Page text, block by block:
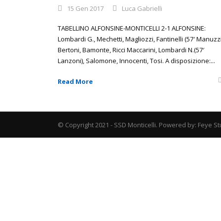
15 Gen 2017 Luca Gabrielli
TABELLINO ALFONSINE-MONTICELLI 2-1 ALFONSINE:
Lombardi G., Mechetti, Magliozzi, Fantinelli (57′
Bertoni, Bamonte, Ricci Maccarini, Lombardi N.(57′
Lanzoni), Salomone, Innocenti, Tosi. A disposizione:...
Read More
© Copyright 2021 - SSD Monticelli. Powered by: Feye